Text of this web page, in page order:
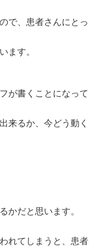
で、患者さんにとっ
ます。
が書くことになって
来るか、今どう動く
かだと思います。
れてしまうと、患者